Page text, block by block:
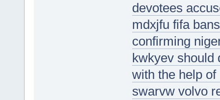
devotees
mdxjfu fifa
confirming
kwkyev should
with the help of
swarvw volvo